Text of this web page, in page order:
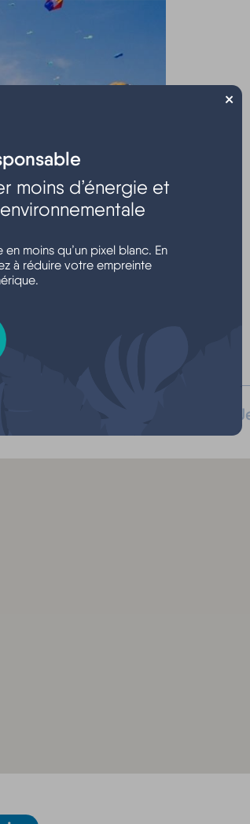
Plage centrale Hourtin, Avenue
moins d’énergie et
moins qu’un pixel blanc. En
à réduire votre empreinte
×